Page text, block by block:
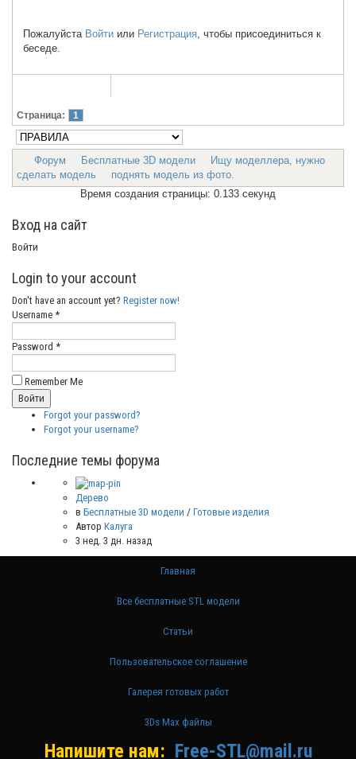
Пожалуйста Войти или Регистрация , чтобы присоединиться к
беседе.
Страница: 1
Форум Бесплатные 3D модели
Ищу моделлера, нужно
сделать модель
поднять модель из фото.
Время создания страницы: 0.133 секунд
Вход на сайт
Войти
Login to your account
Don't have an account yet? Register now!
Username *
Password *
Remember Me
Forgot your password?
Forgot your username?
Последние темы форума
Дерево
в Бесплатные 3D модели / Готовые изделия
Автор Калуга
3 нед. 3 дн. назад
Главная
Все бесплатные STL модели
Статьи
Пользовательское соглашение
Галерея готовых работ
3Ds Max файлы
Напишите нам: Free-STL@mail.ru